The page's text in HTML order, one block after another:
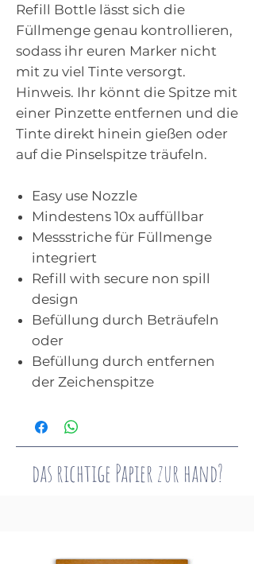
Refill Bottle lässt sich die
Füllmenge genau kontrollieren,
sodass ihr euren Marker nicht
mit zu viel Tinte versorgt.
Hinweis. Ihr könnt die Spitze mit
einer Pinzette entfernen und die
Tinte direkt hinein gießen oder
auf die Pinselspitze träufeln.
Easy use Nozzle
Mindestens 10x auffüllbar
Messstriche für Füllmenge
integriert
Refill with secure non spill
design
Befüllung durch Beträufeln
oder
Befüllung durch entfernen
der Zeichenspitze
das richtige Papier zur hand?